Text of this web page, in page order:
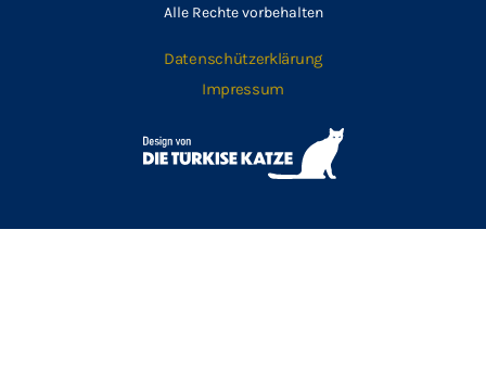
Impressum
Datenschützerklärung
Alle Rechte vorbehalten